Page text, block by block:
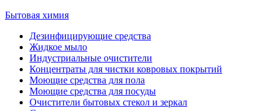
Бытовая химия
Дезинфицирующие средства
Жидкое мыло
Индустриальные очистители
Концентраты для чистки ковровых покрытий
Моющие средства для пола
Моющие средства для посуды
Очистители бытовых стекол и зеркал